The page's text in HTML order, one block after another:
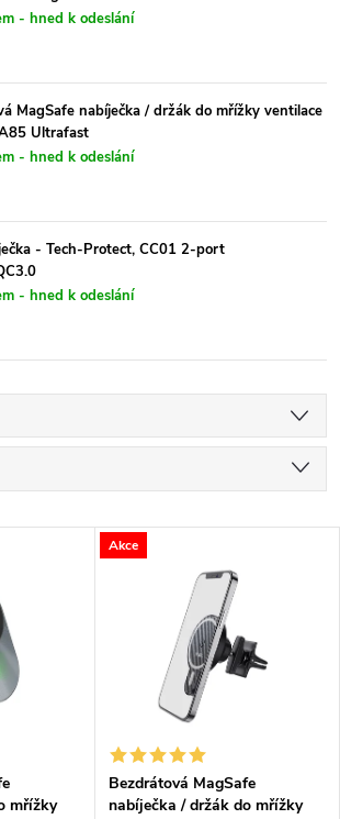
- hned k odeslání
MagSafe nabíječka / držák do mřížky ventilace
Ultrafast
- hned k odeslání
- Tech-Protect, CC01 2-port
- hned k odeslání
mřížky
Akce
Bezdrátová MagSafe
nabíječka / držák do mřížky